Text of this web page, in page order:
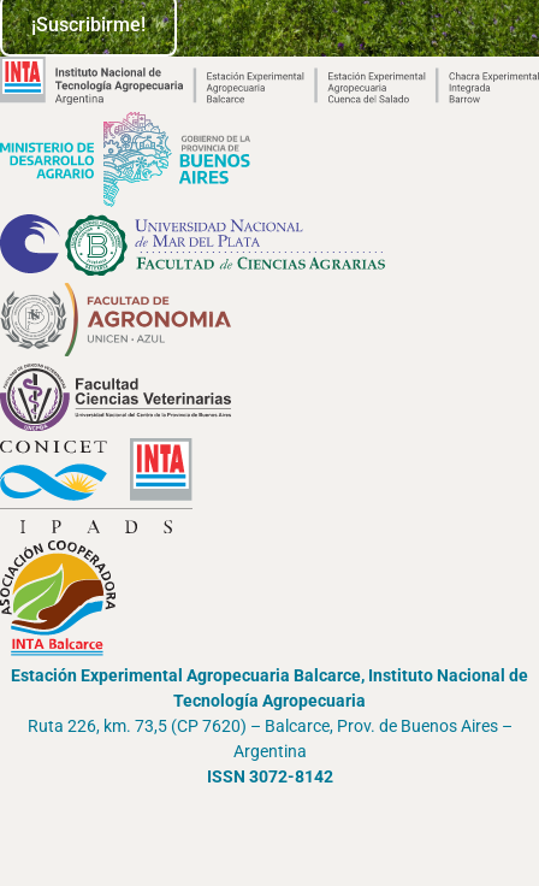
¡Suscribirme!
Estación Experimental Agropecuaria Balcarce, Instituto Nacional de
Tecnología Agropecuaria
Ruta 226, km. 73,5 (CP 7620) – Balcarce, Prov. de Buenos Aires –
Argentina
ISSN 3072-8142